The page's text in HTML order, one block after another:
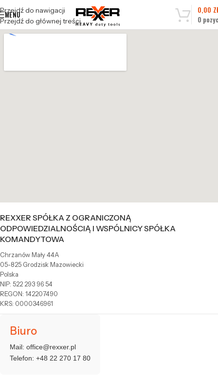
Przejdź do nawigacji
Przejdź do głównej treści
MENU
0
0,00
REXXER SPÓŁKA Z OGRANICZONĄ
ODPOWIEDZIALNOŚCIĄ I WSPÓLNICY SPÓŁKA
KOMANDYTOWA
Chrzanów Mały 44A
05-825 Grodzisk Mazowiecki
Polska
NIP: 522 293 96 54
REGON: 142207490
KRS: 0000346961
Biuro
Mail: office@rexxer.pl
Telefon: +48 22 270 17 80